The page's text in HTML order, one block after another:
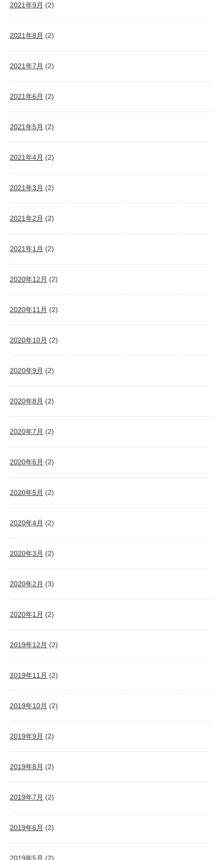
2021年9月 (2)
2021年8月 (2)
2021年7月 (2)
2021年6月 (2)
2021年5月 (2)
2021年4月 (2)
2021年3月 (2)
2021年2月 (2)
2021年1月 (2)
2020年12月 (2)
2020年11月 (2)
2020年10月 (2)
2020年9月 (2)
2020年8月 (2)
2020年7月 (2)
2020年6月 (2)
2020年5月 (2)
2020年4月 (2)
2020年3月 (2)
2020年2月 (3)
2020年1月 (2)
2019年12月 (2)
2019年11月 (2)
2019年10月 (2)
2019年9月 (2)
2019年8月 (2)
2019年7月 (2)
2019年6月 (2)
2019年5月 (2)